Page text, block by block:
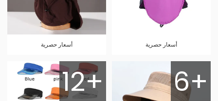
أسعار حصرية أسعار حصرية
6+
12+